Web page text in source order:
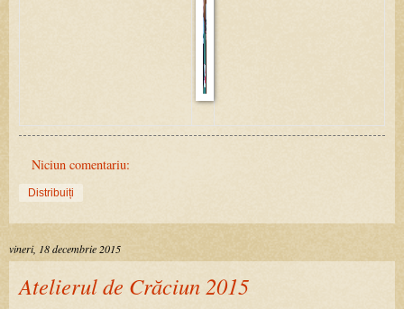
Niciun comentariu:
Distribuiți
vineri, 18 decembrie 2015
Atelierul de Crăciun 2015